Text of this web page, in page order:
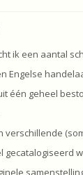
ik een aantal
Engelse
één geheel
verschillende